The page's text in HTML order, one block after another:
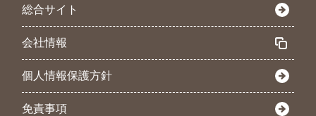
総合サイト
会社情報
個人情報保護方針
免責事項